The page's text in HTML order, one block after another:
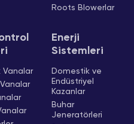
Roots Blowerlar
Vanalar
Enerji
Sistemleri
Domestik ve
Endüstriyel
Kazanlar
Buhar
Jeneratörleri